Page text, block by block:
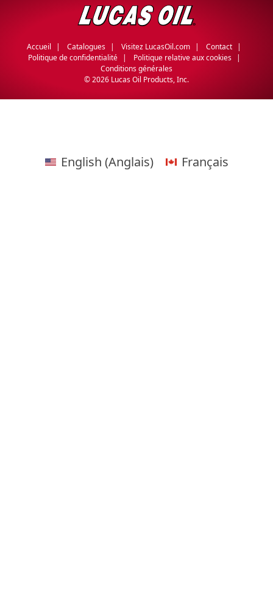
Accueil Catalogues Visitez LucasOil.com
Contact
Politique de confidentialité
Politique relative aux cookies
Conditions générales
©2026 Lucas Oil Products, Inc.
English (Anglais) Français